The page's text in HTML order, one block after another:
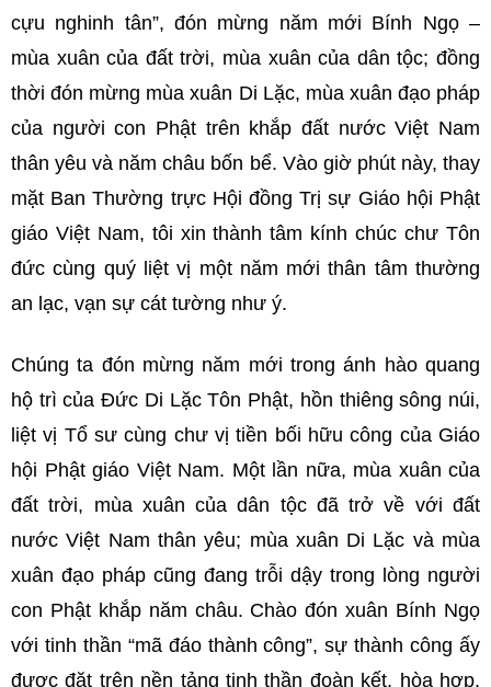
cựu nghinh tân”, đón mừng năm mới Bính Ngọ –
mùa xuân của đất trời, mùa xuân của dân tộc; đồng
thời đón mừng mùa xuân Di Lặc, mùa xuân đạo pháp
của người con Phật trên khắp đất nước Việt Nam
thân yêu và năm châu bốn bể. Vào giờ phút này, thay
mặt Ban Thường trực Hội đồng Trị sự Giáo hội Phật
giáo Việt Nam, tôi xin thành tâm kính chúc chư Tôn
đức cùng quý liệt vị một năm mới thân tâm thường
an lạc, vạn sự cát tường như ý.
Chúng ta đón mừng năm mới trong ánh hào quang
hộ trì của Đức Di Lặc Tôn Phật, hồn thiêng sông núi,
liệt vị Tổ sư cùng chư vị tiền bối hữu công của Giáo
hội Phật giáo Việt Nam. Một lần nữa, mùa xuân của
đất trời, mùa xuân của dân tộc đã trở về với đất
nước Việt Nam thân yêu; mùa xuân Di Lặc và mùa
xuân đạo pháp cũng đang trỗi dậy trong lòng người
con Phật khắp năm châu. Chào đón xuân Bính Ngọ
với tinh thần “mã đáo thành công”, sự thành công ấy
được đặt trên nền tảng tinh thần đoàn kết, hòa hợp,